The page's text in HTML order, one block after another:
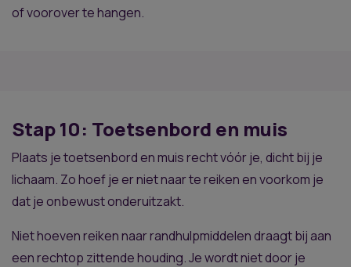
of voorover te hangen.
Stap 10: Toetsenbord en muis
Plaats je toetsenbord en muis recht vóór je, dicht bij je
lichaam. Zo hoef je er niet naar te reiken en voorkom je
dat je onbewust onderuitzakt.
Niet hoeven reiken naar randhulpmiddelen draagt bij aan
een rechtop zittende houding. Je wordt niet door je